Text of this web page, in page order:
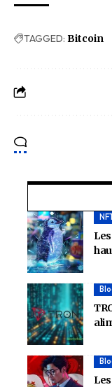
TAGGED: Bitcoin